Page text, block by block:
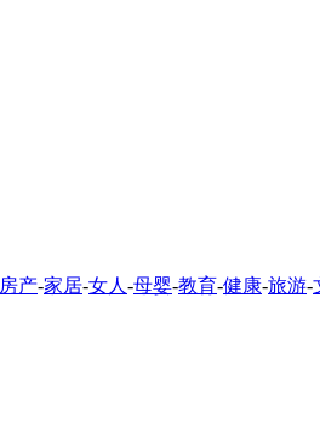
房产-家居-女人 -母婴-教育-健康-旅游-